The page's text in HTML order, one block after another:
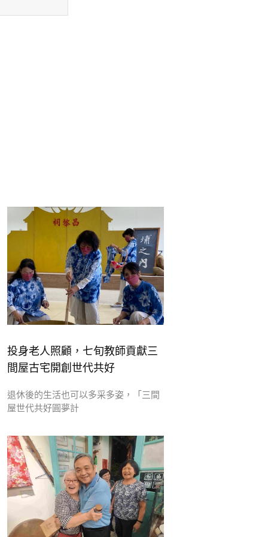
投身老人照顧，七旬教師貢獻三
間屋古宅開創世代共好
退休後的生活也可以多采多姿，「三間
屋世代共好圓夢計